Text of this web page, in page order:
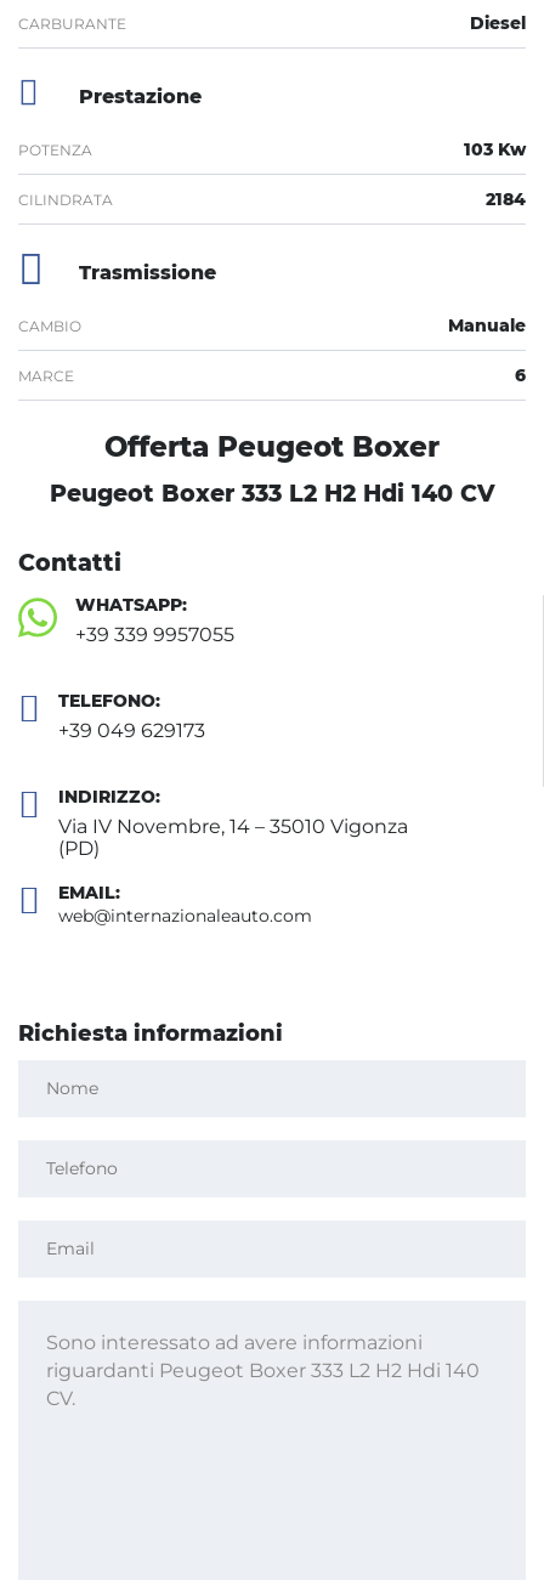
CARBURANTE Diesel
Prestazione
POTENZA 103 Kw
CILINDRATA 2184
Trasmissione
CAMBIO Manuale
MARCE 6
Offerta Peugeot Boxer
Peugeot Boxer 333 L2 H2 Hdi 140 CV
Contatti
WHATSAPP:
+39 339 9957055
TELEFONO:
+39 049 629173
INDIRIZZO:
Via IV Novembre, 14 – 35010 Vigonza
(PD)
EMAIL:
web@internazionaleauto.com
Richiesta informazioni